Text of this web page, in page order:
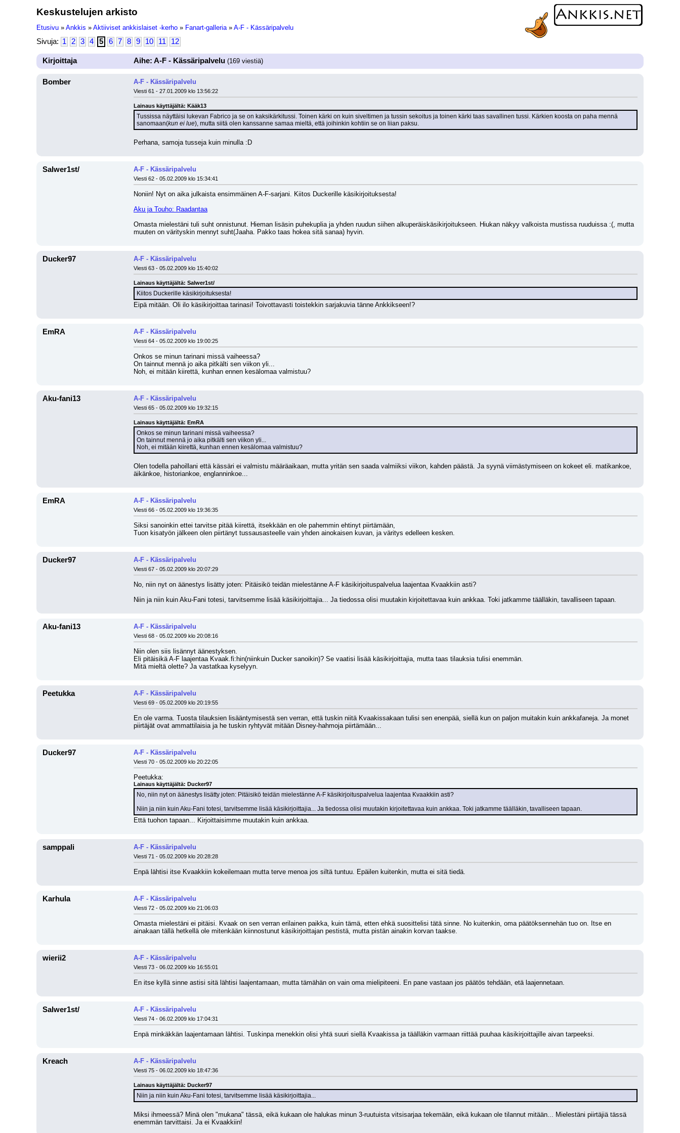
Keskustelujen arkisto
Etusivu » Ankkis » Aktiiviset ankkislaiset -kerho » Fanart-galleria » A-F - Kässäripalvelu
Sivuja: 1 2 3 4 5 6 7 8 9 10 11 12
Kirjoittaja Aihe: A-F - Kässäripalvelu (169 viestiä)
Bomber A-F - Kässäripalvelu
Viesti 61 - 27.01.2009 klo 13:56:22
Lainaus käyttäjältä: Kääk13
Tussissa näyttäisi lukevan Fabrico ja se on kaksikärkitussi. Toinen kärki on kuin siveltimen ja tussin sekoitus ja toinen kärki taas savallinen tussi. Kärkien koosta on paha mennä
sanomaan(kun ei lue), mutta siitä olen kanssanne samaa mieltä, että joihinkin kohtiin se on liian paksu.
Perhana, samoja tusseja kuin minulla :D
Salwer1st/ A-F - Kässäripalvelu
Viesti 62 - 05.02.2009 klo 15:34:41
Noniin! Nyt on aika julkaista ensimmäinen A-F-sarjani. Kiitos Duckerille käsikirjoituksesta!
Aku ja Touho: Raadantaa
Omasta mielestäni tuli suht onnistunut. Hieman lisäsin puhekuplia ja yhden ruudun siihen alkuperäiskäsikirjoitukseen. Hiukan näkyy valkoista mustissa ruuduissa :(, mutta
muuten on värityskin mennyt suht(Jaaha. Pakko taas hokea sitä sanaa) hyvin.
Ducker97 A-F - Kässäripalvelu
Viesti 63 - 05.02.2009 klo 15:40:02
Lainaus käyttäjältä: Salwer1st/
Kiitos Duckerille käsikirjoituksesta!
Eipä mitään. Oli ilo käsikirjoittaa tarinasi! Toivottavasti toistekkin sarjakuvia tänne Ankkikseen!?
EmRA A-F - Kässäripalvelu
Viesti 64 - 05.02.2009 klo 19:00:25
Onkos se minun tarinani missä vaiheessa?
On tainnut mennä jo aika pitkälti sen viikon yli...
Noh, ei mitään kiirettä, kunhan ennen kesälomaa valmistuu?
Aku-fani13 A-F - Kässäripalvelu
Viesti 65 - 05.02.2009 klo 19:32:15
Lainaus käyttäjältä: EmRA
Onkos se minun tarinani missä vaiheessa?
On tainnut mennä jo aika pitkälti sen viikon yli...
Noh, ei mitään kiirettä, kunhan ennen kesälomaa valmistuu?
Olen todella pahoillani että kässäri ei valmistu määräaikaan, mutta yritän sen saada valmiiksi viikon, kahden päästä. Ja syynä viimästymiseen on kokeet eli. matikankoe,
äikänkoe, historiankoe, englanninkoe...
EmRA A-F - Kässäripalvelu
Viesti 66 - 05.02.2009 klo 19:36:35
Siksi sanoinkin ettei tarvitse pitää kiirettä, itsekkään en ole pahemmin ehtinyt piirtämään,
Tuon kisatyön jälkeen olen piirtänyt tussausasteelle vain yhden ainokaisen kuvan, ja väritys edelleen kesken.
Ducker97 A-F - Kässäripalvelu
Viesti 67 - 05.02.2009 klo 20:07:29
No, niin nyt on äänestys lisätty joten: Pitäisikö teidän mielestänne A-F käsikirjoituspalvelua laajentaa Kvaakkiin asti?
Niin ja niin kuin Aku-Fani totesi, tarvitsemme lisää käsikirjoittajia... Ja tiedossa olisi muutakin kirjoitettavaa kuin ankkaa. Toki jatkamme täälläkin, tavalliseen tapaan.
Aku-fani13 A-F - Kässäripalvelu
Viesti 68 - 05.02.2009 klo 20:08:16
Niin olen siis lisännyt äänestyksen.
Eli pitäisikä A-F laajentaa Kvaak.fi:hin(niinkuin Ducker sanoikin)? Se vaatisi lisää käsikirjoittajia, mutta taas tilauksia tulisi enemmän.
Mitä mieltä olette? Ja vastatkaa kyselyyn.
Peetukka A-F - Kässäripalvelu
Viesti 69 - 05.02.2009 klo 20:19:55
En ole varma. Tuosta tilauksien lisääntymisestä sen verran, että tuskin niitä Kvaakissakaan tulisi sen enenpää, siellä kun on paljon muitakin kuin ankkafaneja. Ja monet
piirtäjät ovat ammattilaisia ja he tuskin ryhtyvät mitään Disney-hahmoja piirtämään...
Ducker97 A-F - Kässäripalvelu
Viesti 70 - 05.02.2009 klo 20:22:05
Peetukka:
Lainaus käyttäjältä: Ducker97
No, niin nyt on äänestys lisätty joten: Pitäisikö teidän mielestänne A-F käsikirjoituspalvelua laajentaa Kvaakkiin asti?
Niin ja niin kuin Aku-Fani totesi, tarvitsemme lisää käsikirjoittajia... Ja tiedossa olisi muutakin kirjoitettavaa kuin ankkaa. Toki jatkamme täälläkin, tavalliseen tapaan.
Että tuohon tapaan... Kirjoittaisimme muutakin kuin ankkaa.
samppali A-F - Kässäripalvelu
Viesti 71 - 05.02.2009 klo 20:28:28
Enpä lähtisi itse Kvaakkiin kokeilemaan mutta terve menoa jos siltä tuntuu. Epäilen kuitenkin, mutta ei sitä tiedä.
Karhula A-F - Kässäripalvelu
Viesti 72 - 05.02.2009 klo 21:06:03
Omasta mielestäni ei pitäisi. Kvaak on sen verran erilainen paikka, kuin tämä, etten ehkä suosittelisi tätä sinne. No kuitenkin, oma päätöksennehän tuo on. Itse en
ainakaan tällä hetkellä ole mitenkään kiinnostunut käsikirjoittajan pestistä, mutta pistän ainakin korvan taakse.
wierii2 A-F - Kässäripalvelu
Viesti 73 - 06.02.2009 klo 16:55:01
En itse kyllä sinne astisi sitä lähtisi laajentamaan, mutta tämähän on vain oma mielipiteeni. En pane vastaan jos päätös tehdään, etä laajennetaan.
Salwer1st/ A-F - Kässäripalvelu
Viesti 74 - 06.02.2009 klo 17:04:31
Enpä minkäkkän laajentamaan lähtisi. Tuskinpa menekkin olisi yhtä suuri siellä Kvaakissa ja täälläkin varmaan riittää puuhaa käsikirjoittajille aivan tarpeeksi.
Kreach A-F - Kässäripalvelu
Viesti 75 - 06.02.2009 klo 18:47:36
Lainaus käyttäjältä: Ducker97
Niin ja niin kuin Aku-Fani totesi, tarvitsemme lisää käsikirjoittajia...
Miksi ihmeessä? Minä olen "mukana" tässä, eikä kukaan ole halukas minun 3-ruutuista vitsisarjaa tekemään, eikä kukaan ole tilannut mitään... Mielestäni piirtäjiä tässä
enemmän tarvittaisi. Ja ei Kvaakkiin!